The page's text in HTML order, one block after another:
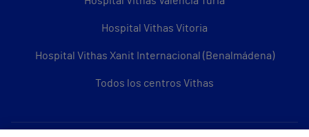
Hospital Vithas Vitoria
Hospital Vithas Xanit Internacional (Benalmádena)
Todos los centros Vithas